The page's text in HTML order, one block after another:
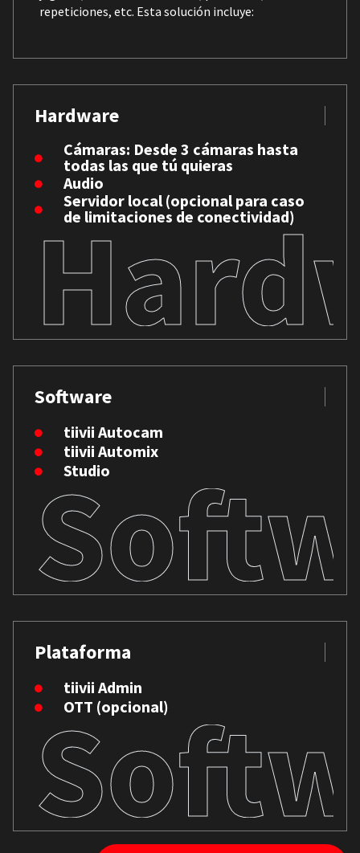
repeticiones, etc. Esta solución incluye:
Hardware
Cámaras: Desde 3 cámaras hasta
todas las que tú quieras
Audio
Servidor local (opcional para caso
de limitaciones de conectividad)
Software
tiivii Autocam
tiivii Automix
Studio
Plataforma
tiivii Admin
OTT (opcional)